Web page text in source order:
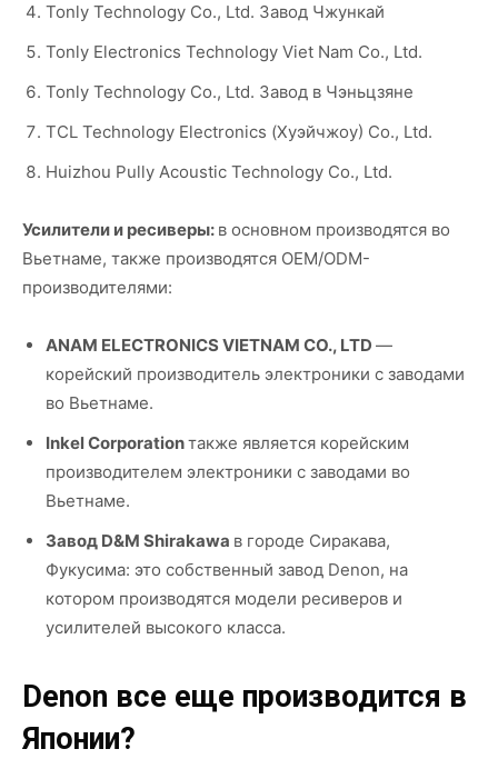
Tonly Technology Co., Ltd. Завод Чжункай
Tonly Electronics Technology Viet Nam Co., Ltd.
Tonly Technology Co., Ltd. Завод в Чэньцзяне
TCL Technology Electronics (Хуэйчжоу) Co., Ltd.
Huizhou Pully Acoustic Technology Co., Ltd.
Усилители и ресиверы: в основном производятся во
Вьетнаме, также производятся OEM/ODM-
производителями:
ANAM ELECTRONICS VIETNAM CO., LTD —
корейский производитель электроники с заводами
во Вьетнаме.
Inkel Corporationтакже является корейским
производителем электроники с заводами во
Вьетнаме.
Завод D&M Shirakawa в городе Сиракава,
Фукусима: это собственный завод Denon, на
котором производятся модели ресиверов и
усилителей высокого класса.
Denon все еще производится в
Японии?